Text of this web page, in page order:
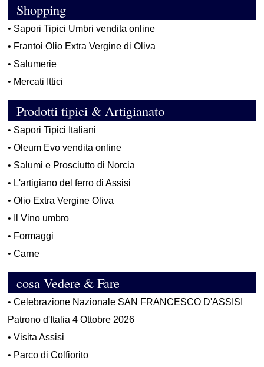
Shopping
• Sapori Tipici Umbri vendita online
• Frantoi Olio Extra Vergine di Oliva
• Salumerie
• Mercati Ittici
Prodotti tipici & Artigianato
• Sapori Tipici Italiani
•Oleum Evo vendita online
• Salumi e Prosciutto di Norcia
• L'artigiano del ferro di Assisi
•Olio Extra Vergine Oliva
•
Il Vino umbro
• Formaggi
•Carne
cosa Vedere & Fare
•Celebrazione Nazionale SAN FRANCESCO D'ASSISI
Patrono d'Italia 4 Ottobre 2026
•Visita Assisi
• Parco di Colfiorito